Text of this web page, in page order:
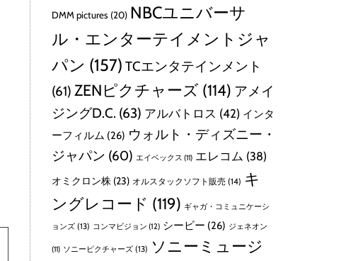
DMM pictures (20) NBCユニバーサ
ル・エンターテイメントジャ
パン (157) TCエンタテインメント
(61) ZENピクチャーズ (114) アメイ
ジングD.C. (63) アルバトロス (42) インタ
ーフィルム (26) ウォルト・ディズニー・
ジャパン (60) エイベックス (11) エレコム (38)
オミクロン株 (23) オルスタックソフト販売 (14) キ
ングレコード (119) ギャガ・コミュニケーシ
ョンズ (13) コンマビジョン (12) シービー (26) ジェネオン
(11) ソニーピクチャーズ (13) ソニーミュージ